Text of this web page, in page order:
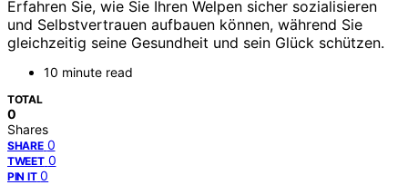
Erfahren Sie, wie Sie Ihren Welpen sicher sozialisieren
und Selbstvertrauen aufbauen können, während Sie
gleichzeitig seine Gesundheit und sein Glück schützen.
10 minute read
TOTAL
0
Shares
SHARE 0
TWEET 0
PIN IT 0